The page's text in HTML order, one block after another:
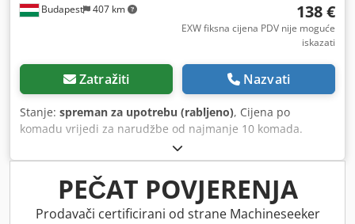
Budapest 407 km 138 €
EXW fiksna cijena PDV nije moguće
iskazati
Zatražiti Nazvati
Stanje: spreman za upotrebu (rabljeno), Cijena po
komadu vrijedi za narudžbe od najmanje 10 komada.
PEČAT POVJERENJA
Prodavači certificirani od strane Machineseeker